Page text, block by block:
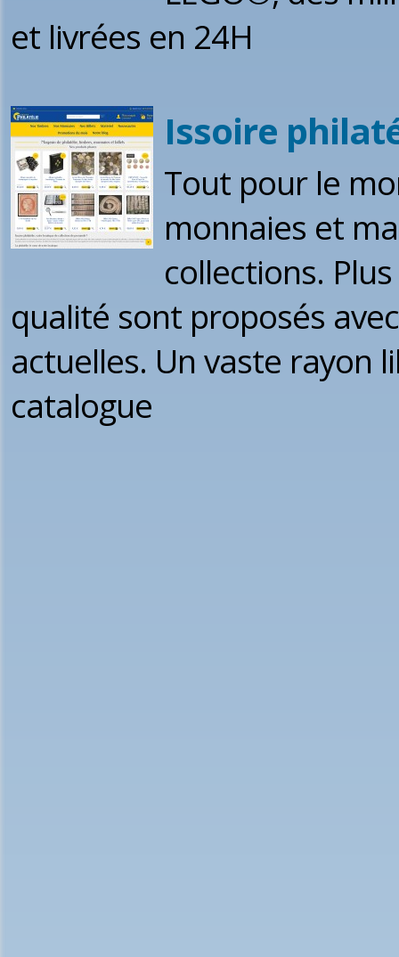
et livrées en 24H
Issoire
Tout pour le
monnaies et
collections.
qualité sont proposés
actuelles. Un vaste rayon
catalogue